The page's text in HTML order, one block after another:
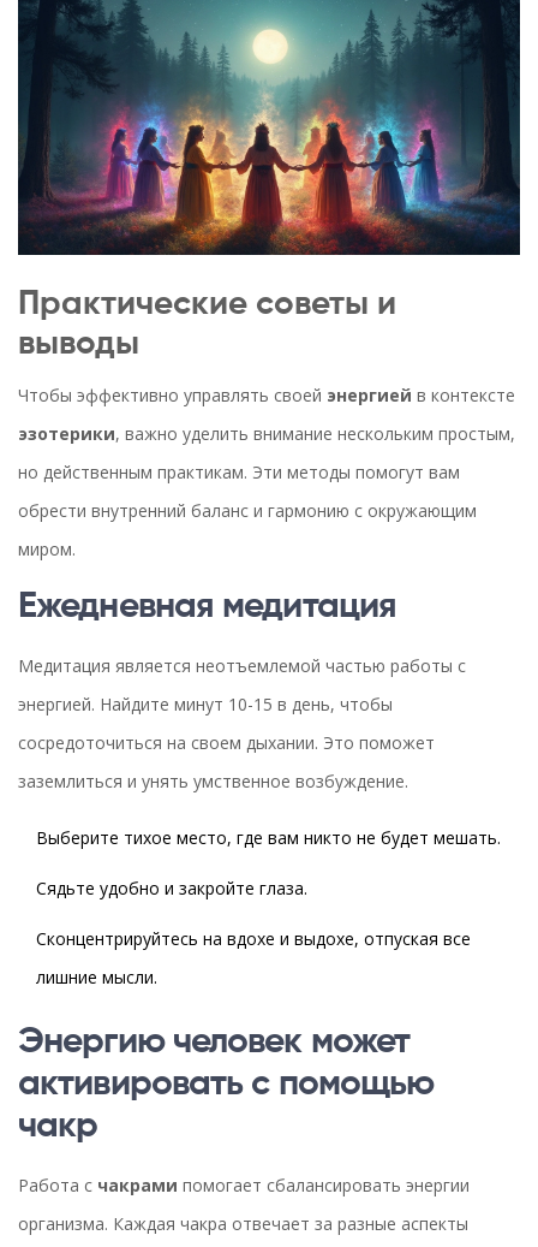
Практические советы и
выводы
Чтобы эффективно управлять своей энергией в контексте
эзотерики, важно уделить внимание нескольким простым,
но действенным практикам. Эти методы помогут вам
обрести внутренний баланс и гармонию с окружающим
миром.
Ежедневная медитация
Медитация является неотъемлемой частью работы с
энергией. Найдите минут 10-15 в день, чтобы
сосредоточиться на своем дыхании. Это поможет
заземлиться и унять умственное возбуждение.
Выберите тихое место, где вам никто не будет мешать.
Сядьте удобно и закройте глаза.
Сконцентрируйтесь на вдохе и выдохе, отпуская все
лишние мысли.
Энергию человек может
активировать с помощью
чакр
Работа с чакрами помогает сбалансировать энергии
организма. Каждая чакра отвечает за разные аспекты